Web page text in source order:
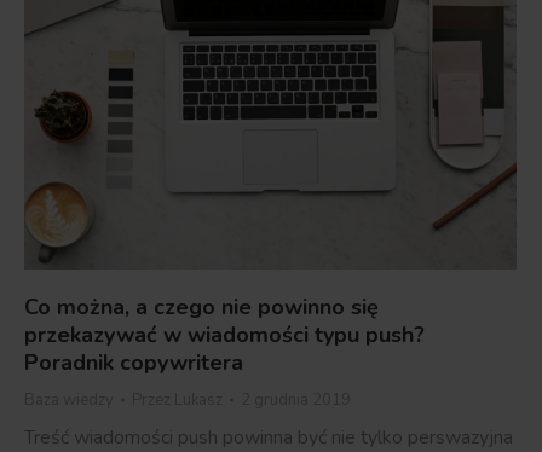
Co można, a czego nie powinno się
przekazywać w wiadomości typu push?
Poradnik copywritera
Treść wiadomości push powinna być nie tylko perswazyjna